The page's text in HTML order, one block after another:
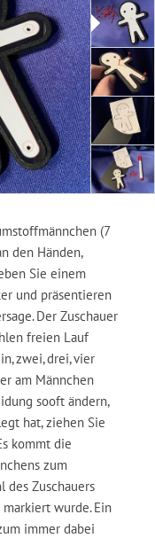
(7
den Händen,
Sie einem
und präsentieren
Der Zuschauer
freien Lauf
zwei, drei, vier
am Männchen
sooft ändern,
hat, ziehen Sie
kommt die
zum
des Zuschauers
wurde. Ein
immer dabei